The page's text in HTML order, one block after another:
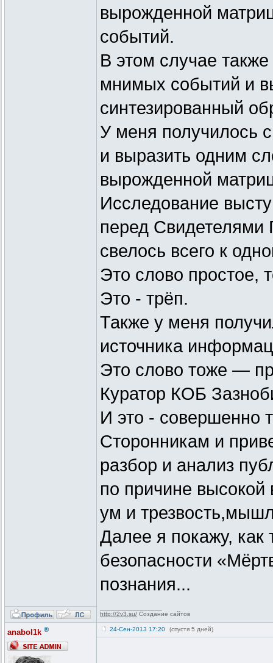
вырожденной
событий.
В этом случае также
мнимых событий и
синтезированный
У меня получилось
и выразить одним
вырожденной
Исследование
перед Свидетелями
свелось всего к
Это слово простое,
Это - трёп.
Также у меня
источника
Это слово тоже —
Куратор КОБ
И это - совершенно
Сторонникам и
разбор и анализ
по причине высокой
ум и
Далее я покажу,
безопасности
познания...
http://2v3.su/ Создание сайтов
anabol1k ® 24-Сен-2013 17:20 (спустя 5 дней)